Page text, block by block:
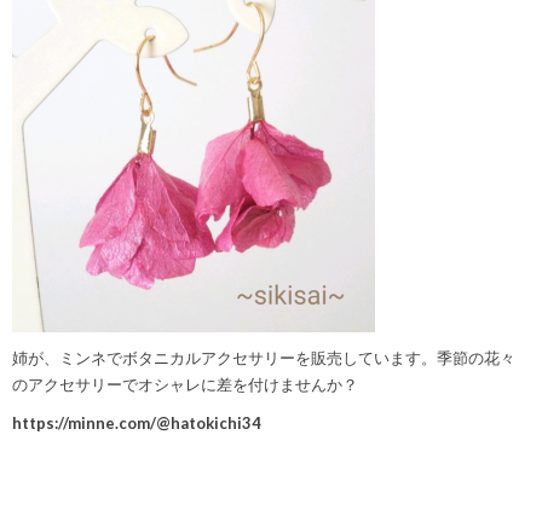
姉が、ミンネでボタニカルアクセサリーを販売しています。季節の花々
のアクセサリーでオシャレに差を付けませんか？
https://minne.com/@hatokichi34